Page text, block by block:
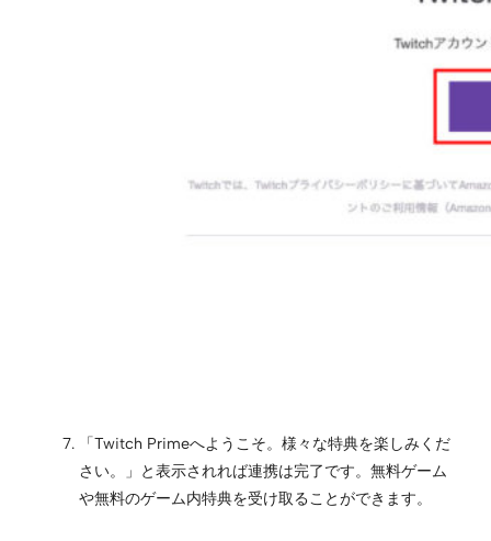
「Twitch Primeへようこそ。様々な特典を楽しみくだ
さい。」と表示されれば連携は完了です。無料ゲーム
や無料のゲーム内特典を受け取ることができます。